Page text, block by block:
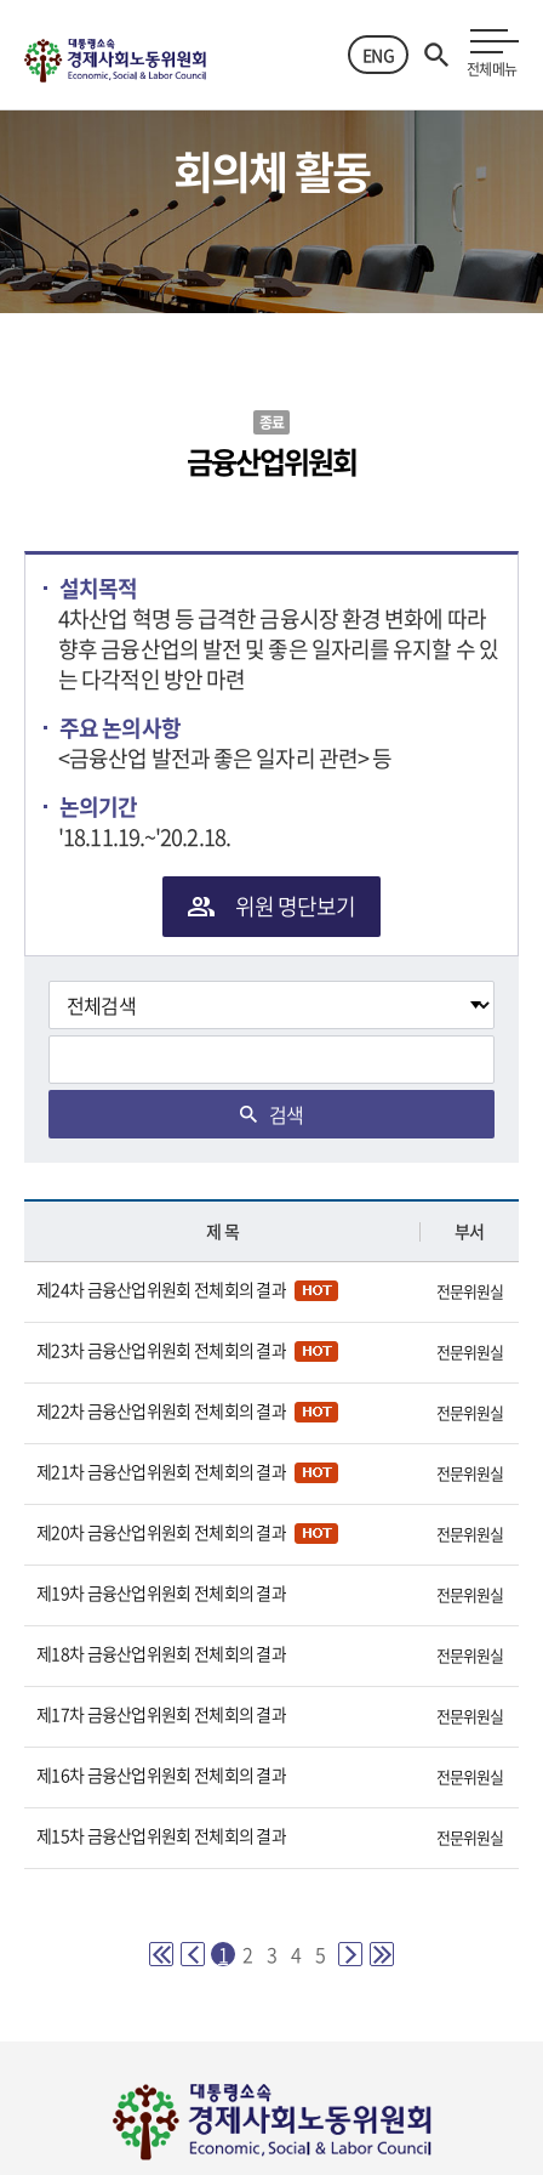
ENG
전체메뉴
회의체 활동
종료
금융산업위원회
설치목적
4차산업 혁명 등 급격한 금융시장 환경 변화에 따라
향후 금융산업의 발전 및 좋은 일자리를 유지할 수 있
는 다각적인 방안 마련
주요 논의사항
<금융산업 발전과 좋은 일자리 관련> 등
논의기간
'18.11.19.~'20.2.18.
위원 명단보기
검색
제 목 부서
제24차 금융산업위원회 전체회의 결과 전문위원실
제23차 금융산업위원회 전체회의 결과 전문위원실
제22차 금융산업위원회 전체회의 결과 전문위원실
제21차 금융산업위원회 전체회의 결과 전문위원실
제20차 금융산업위원회 전체회의 결과 전문위원실
제19차 금융산업위원회 전체회의 결과 전문위원실
제18차 금융산업위원회 전체회의 결과 전문위원실
제17차 금융산업위원회 전체회의 결과 전문위원실
제16차 금융산업위원회 전체회의 결과 전문위원실
제15차 금융산업위원회 전체회의 결과 전문위원실
1 2 3 4 5